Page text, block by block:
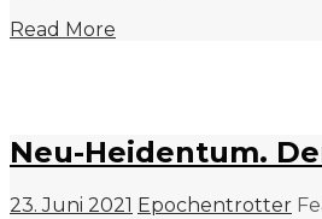
Read More
Neu-Heidentum.
23. Juni 2021 Epochentrotter